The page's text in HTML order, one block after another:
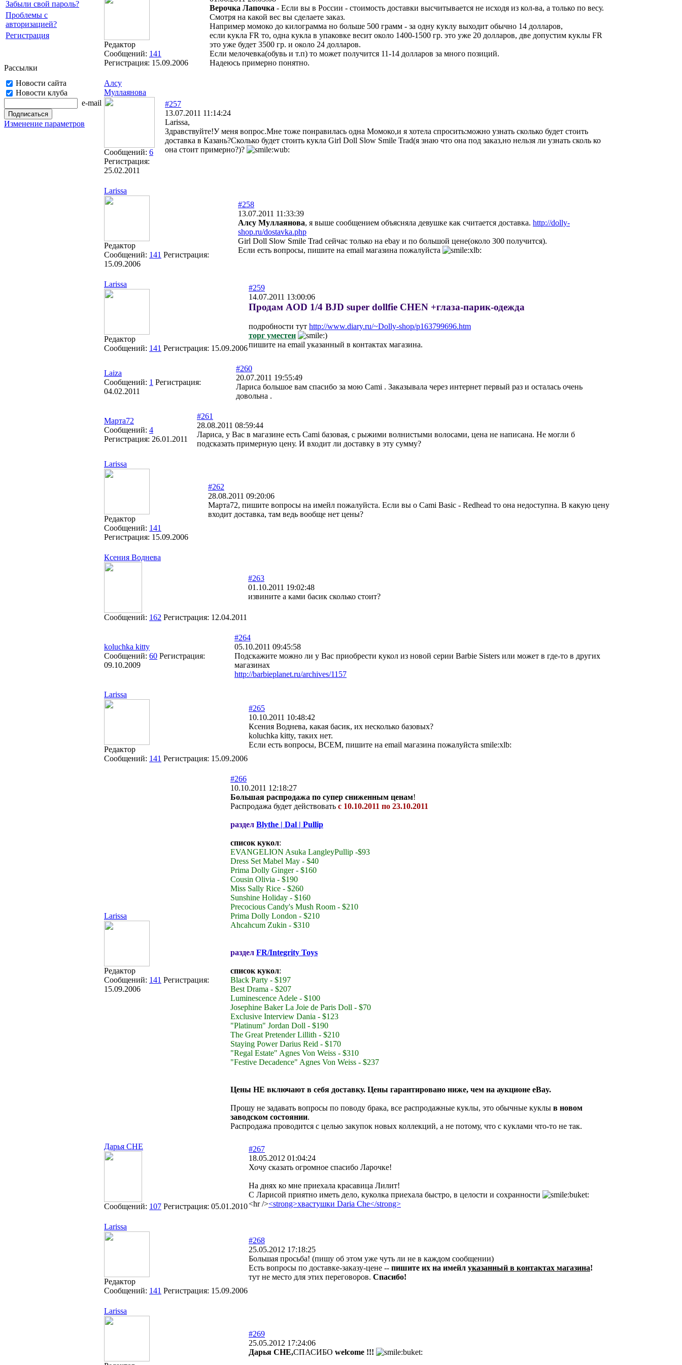
Забыли свой пароль?
Проблемы с
авторизацией?
Регистрация
Рассылки
Новости сайта
Новости клуба
e-mail
Изменение параметров
Редактор
Сообщений: 141
Регистрация: 15.09.2006
Верочка Лапочка - Если вы в России - стоимость доставки высчитывается не исходя из кол-ва, а только по весу.
Смотря на какой вес вы сделаете заказ.
Например момоко до килограмма но больше 500 грамм - за одну куклу выходит обычно 14 долларов,
если кукла FR то, одна кукла в упаковке весит около 1400-1500 гр. это уже 20 долларов, две допустим куклы FR
это уже будет 3500 гр. и около 24 долларов.
Если мелочевка(обувь и т.п) то может получится 11-14 долларов за много позиций.
Надеюсь примерно понятно.
Алсу
Муллаянова
Сообщений: 6
Регистрация:
25.02.2011
#257
13.07.2011 11:14:24
Larissa,
Здравствуйте!У меня вопрос.Мне тоже понравилась одна Момоко,и я хотела спросить:можно узнать сколько будет стоить
доставка в Казань?Сколько будет стоить кукла Girl Doll Slow Smile Trad(я знаю что она под заказ,но нельзя ли узнать сколь ко
она стоит примерно?)?
Larissa
Редактор
Сообщений: 141 Регистрация:
15.09.2006
#258
13.07.2011 11:33:39
Алсу Муллаянова, я выше сообщением объясняла девушке как считается доставка. http://dolly-
shop.ru/dostavka.php
Girl Doll Slow Smile Trad сейчас только на ebay и по большой цене(около 300 получится).
Если есть вопросы, пишите на email магазина пожалуйста
Larissa
Редактор
Сообщений: 141 Регистрация: 15.09.2006
#259
14.07.2011 13:00:06
Продам AOD 1/4 BJD super dollfie CHEN +глаза-парик-одежда
подробности тут http://www.diary.ru/~Dolly-shop/p163799696.htm
торг уместен
пишите на email указанный в контактах магазина.
Laiza
Сообщений: 1 Регистрация:
04.02.2011
#260
20.07.2011 19:55:49
Лариса большое вам спасибо за мою Cami . Заказывала через интернет первый раз и осталась очень
довольна .
Марта72
Сообщений: 4
Регистрация: 26.01.2011
#261
28.08.2011 08:59:44
Лариса, у Вас в магазине есть Cami базовая, с рыжими волнистыми волосами, цена не написана. Не могли б
подсказать примерную цену. И входит ли доставку в эту сумму?
Larissa
Редактор
Сообщений: 141
Регистрация: 15.09.2006
#262
28.08.2011 09:20:06
Марта72, пишите вопросы на имейл пожалуйста. Если вы о Cami Basic - Redhead то она недоступна. В какую цену
входит доставка, там ведь вообще нет цены?
Ксения Воднева
Сообщений: 162 Регистрация: 12.04.2011
#263
01.10.2011 19:02:48
извините а ками басик сколько стоит?
koluchka kitty
Сообщений: 60 Регистрация:
09.10.2009
#264
05.10.2011 09:45:58
Подскажите можно ли у Вас приобрести кукол из новой серии Barbie Sisters или может в где-то в других
магазинах
http://barbieplanet.ru/archives/1157
Larissa
Редактор
Сообщений: 141 Регистрация: 15.09.2006
#265
10.10.2011 10:48:42
Ксения Воднева, какая басик, их несколько базовых?
koluchka kitty, таких нет.
Если есть вопросы, ВСЕМ, пишите на email магазина пожалуйста smile:xlb:
Larissa
Редактор
Сообщений: 141 Регистрация:
15.09.2006
#266
10.10.2011 12:18:27
Большая распродажа по супер сниженным ценам!
Распродажа будет действовать с 10.10.2011 по 23.10.2011
раздел Blythe | Dal | Pullip
список кукол:
EVANGELION Asuka LangleyPullip -$93
Dress Set Mabel May - $40
Prima Dolly Ginger - $160
Cousin Olivia - $190
Miss Sally Rice - $260
Sunshine Holiday - $160
Precocious Candy's Mush Room - $210
Prima Dolly London - $210
Ahcahcum Zukin - $310
раздел FR/Integrity Toys
список кукол:
Black Party - $197
Best Drama - $207
Luminescence Adele - $100
Josephine Baker La Joie de Paris Doll - $70
Exclusive Interview Dania - $123
"Platinum" Jordan Doll - $190
The Great Pretender Lillith - $210
Staying Power Darius Reid - $170
"Regal Estate" Agnes Von Weiss - $310
"Festive Decadence" Agnes Von Weiss - $237
Цены НЕ включают в себя доставку. Цены гарантировано ниже, чем на аукционе eBay.
Прошу не задавать вопросы по поводу брака, все распродажные куклы, это обычные куклы в новом
заводском состоянии.
Распродажа проводится с целью закупок новых коллекций, а не потому, что с куклами что-то не так.
Дарья CHE
Сообщений: 107 Регистрация: 05.01.2010
#267
18.05.2012 01:04:24
Хочу сказать огромное спасибо Ларочке!
На днях ко мне приехала красавица Лилит!
С Ларисой приятно иметь дело, куколка приехала быстро, в целости и сохранности
<hr /><strong>хвастушки Daria Che</strong>
Larissa
Редактор
Сообщений: 141 Регистрация: 15.09.2006
#268
25.05.2012 17:18:25
Большая просьба! (пишу об этом уже чуть ли не в каждом сообщении)
Есть вопросы по доставке-заказу-цене -- пишите их на имейл указанный в контактах магазина!
тут не место для этих переговоров. Спасибо!
Larissa
#269
25.05.2012 17:24:06
Дарья CHE,СПАСИБО welcome !!!